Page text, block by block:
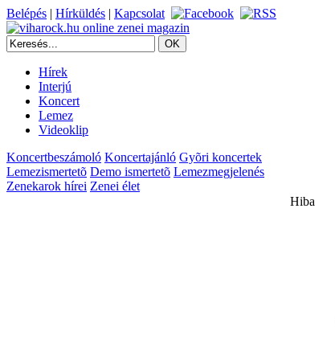
Belépés | Hírküldés | Kapcsolat
Hírek
Interjú
Koncert
Lemez
Videoklip
Koncertbeszámoló Koncertajánló Gyõri koncertek
Lemezismertetõ Demo ismertetõ Lemezmegjelenés
Zenekarok hírei Zenei élet
Hiba